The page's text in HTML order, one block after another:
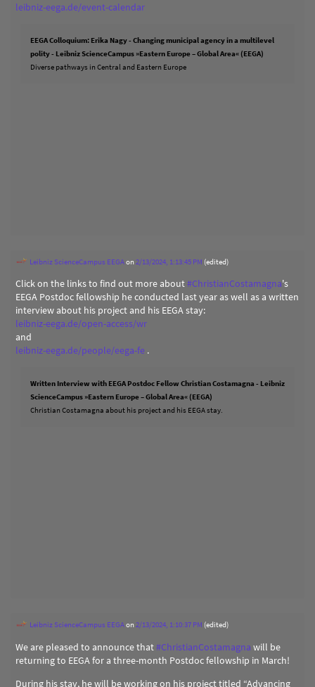
leibniz-eega.de/event-calendar
EEGA Colloquium: Erika Nagy - Changing municipal agency in a multilevel
polity - Leibniz ScienceCampus »Eastern Europe – Global Area« (EEGA)
Diverse pathways in Central and Eastern Europe
Leibniz ScienceCampus EEGAon2/13/2024, 1:13:45 PM (edited)
Click on the links to find out more about#ChristianCostamagna's
EEGA Postdoc fellowship he conducted last year as well as a written
interview about his project and his EEGA stay:
leibniz-eega.de/open-access/wr
and
leibniz-eega.de/people/eega-fe .
Written Interview with EEGA Postdoc Fellow Christian Costamagna - Leibniz
ScienceCampus »Eastern Europe – Global Area« (EEGA)
Christian Costamagna about his project and his EEGA stay.
Leibniz ScienceCampus EEGAon2/13/2024, 1:10:37 PM (edited)
We are pleased to announce that#ChristianCostamagna will be
returning to EEGA for a three-month Postdoc fellowship in March!
During his stay, he will be working on his project titled “Advancing